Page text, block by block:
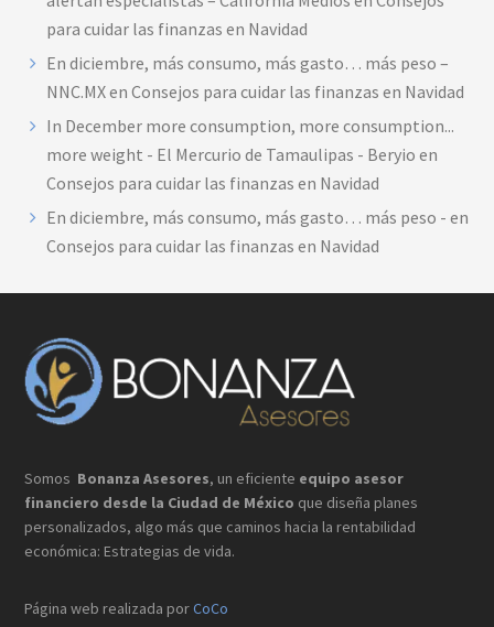
para cuidar las finanzas en Navidad
En diciembre, más consumo, más gasto… más peso –
NNC.MXenConsejos para cuidar las finanzas en Navidad
In December more consumption, more consumption...
more weight - El Mercurio de Tamaulipas - Beryio en
Consejos para cuidar las finanzas en Navidad
En diciembre, más consumo, más gasto… más peso - en
Consejos para cuidar las finanzas en Navidad
Footer
Somos Bonanza Asesores, un eficiente equipo asesor
financiero desde la Ciudad de México que diseña planes
personalizados, algo más que caminos hacia la rentabilidad
económica: Estrategias de vida.
Página web realizada porCoCo